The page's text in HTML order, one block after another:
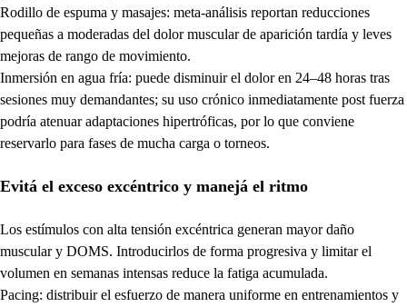
Rodillo de espuma y masajes: meta-análisis reportan reducciones
pequeñas a moderadas del dolor muscular de aparición tardía y leves
mejoras de rango de movimiento.
Inmersión en agua fría: puede disminuir el dolor en 24–48 horas tras
sesiones muy demandantes; su uso crónico inmediatamente post fuerza
podría atenuar adaptaciones hipertróficas, por lo que conviene
reservarlo para fases de mucha carga o torneos.
Evitá el exceso excéntrico y manejá el ritmo
Los estímulos con alta tensión excéntrica generan mayor daño
muscular y DOMS. Introducirlos de forma progresiva y limitar el
volumen en semanas intensas reduce la fatiga acumulada.
Pacing: distribuir el esfuerzo de manera uniforme en entrenamientos y